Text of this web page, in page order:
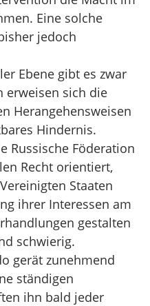
Eine solche
jedoch
Ebene gibt es zwar
erweisen sich die
Herangehensweisen
Hindernis.
Russische Föderation
Recht orientiert,
Staaten
ihrer Interessen am
gestalten
schwierig.
gerät zunehmend
ständigen
ihn bald jeder